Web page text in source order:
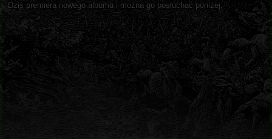
Dziś premiera nowego albumu i można go posłuchać poniżej: